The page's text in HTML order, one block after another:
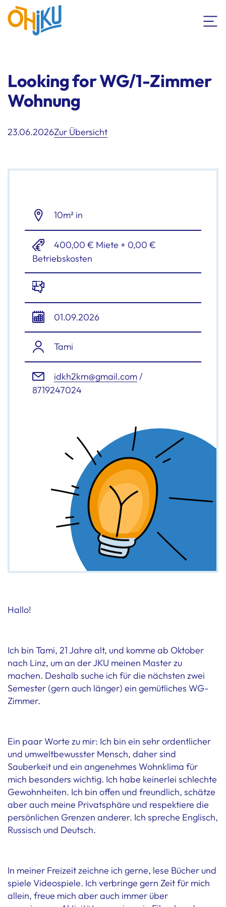
Looking for WG/1-Zimmer
Wohnung
23.06.2026Zur Übersicht
10m² in
400,00 € Miete + 0,00 €
Betriebskosten
01.09.2026
Tami
idkh2km@gmail.com/
8719247024
Hallo!
Ich bin Tami, 21 Jahre alt, und komme ab Oktober
nach Linz, um an der JKU meinen Master zu
machen. Deshalb suche ich für die nächsten zwei
Semester (gern auch länger) ein gemütliches WG-
Zimmer.
Ein paar Worte zu mir: Ich bin ein sehr ordentlicher
und umweltbewusster Mensch, daher sind
Sauberkeit und ein angenehmes Wohnklima für
mich besonders wichtig. Ich habe keinerlei schlechte
Gewohnheiten. Ich bin offen und freundlich, schätze
aber auch meine Privatsphäre und respektiere die
persönlichen Grenzen anderer. Ich spreche Englisch,
Russisch und Deutsch.
In meiner Freizeit zeichne ich gerne, lese Bücher und
spiele Videospiele. Ich verbringe gern Zeit für mich
allein, freue mich aber auch immer über